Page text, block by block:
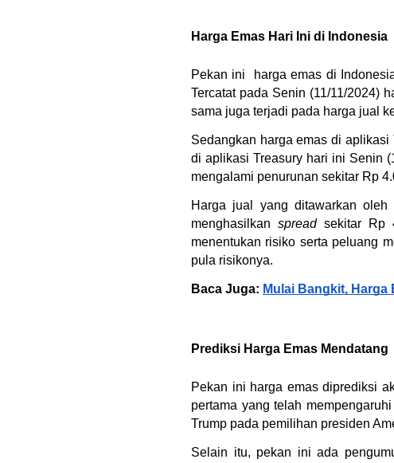
Harga Emas Hari Ini di Indonesia
Pekan ini  harga emas di
Tercatat pada Senin (11/11/2024)
sama juga terjadi pada harga jual
Sedangkan harga emas di
di aplikasi Treasury hari ini Senin
mengalami penurunan sekitar Rp
Harga jual yang ditawarkan
menghasilkan spread sekitar Rp
menentukan risiko serta peluang
pula risikonya.
Baca Juga: Mulai Bangkit, Harga
Prediksi Harga Emas Mendatang
Pekan ini harga emas diprediksi
pertama yang telah
Trump pada pemilihan presiden
Selain itu, pekan ini ada